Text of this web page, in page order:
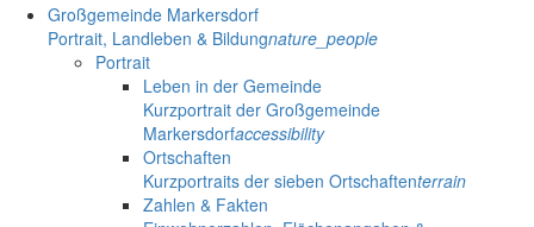
Großgemeinde Markersdorf
Portrait, Landleben & Bildungnature_people
Portrait
Leben in der Gemeinde
Kurzportrait der Großgemeinde
Markersdorfaccessibility
Ortschaften
Kurzportraits der sieben Ortschaftenterrain
Zahlen & Fakten